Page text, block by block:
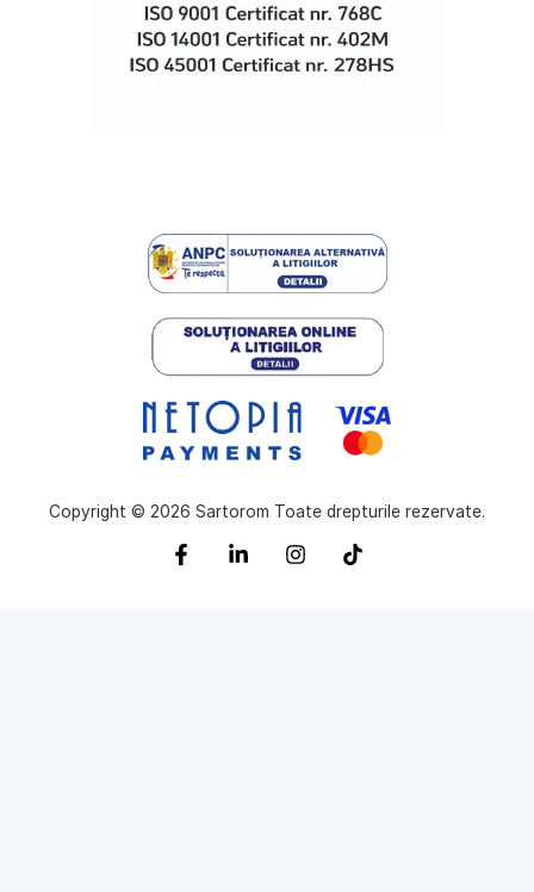
Copyright © 2026 Sartorom Toate drepturile rezervate.